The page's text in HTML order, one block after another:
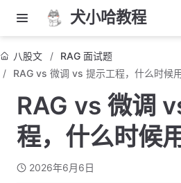
犬小哈教程
八股文
RAG 面试题
RAG vs 微调 vs 提示工程，什么时候
RAG vs 微调
程，什么时候
2026年6月6日